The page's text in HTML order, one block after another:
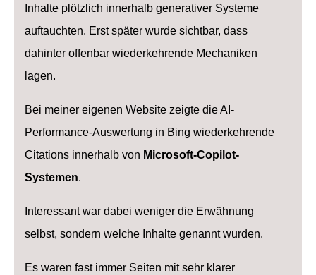
Inhalte plötzlich innerhalb generativer Systeme
auftauchten. Erst später wurde sichtbar, dass
dahinter offenbar wiederkehrende Mechaniken
lagen.
Bei meiner eigenen Website zeigte die AI-
Performance-Auswertung in Bing wiederkehrende
Citations innerhalb von Microsoft-Copilot-
Systemen.
Interessant war dabei weniger die Erwähnung
selbst, sondern welche Inhalte genannt wurden.
Es waren fast immer Seiten mit sehr klarer